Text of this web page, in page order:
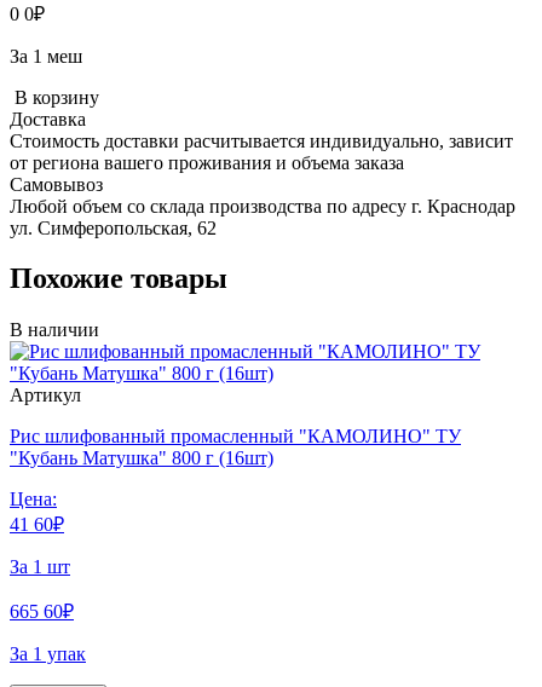
0 0₽
За 1 меш
В корзину
Доставка
Стоимость доставки расчитывается индивидуально, зависит
от региона вашего проживания и объема заказа
Самовывоз
Любой объем со склада производства по адресу г. Краснодар
ул. Симферопольская, 62
Похожие товары
В наличии
Артикул
Рис шлифованный промасленный "КАМОЛИНО" ТУ
"Кубань Матушка" 800 г (16шт)
Цена:
41 60₽
За 1 шт
665 60₽
За 1 упак